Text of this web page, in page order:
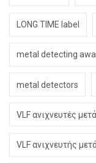
LONG TIME label
metal detecting
metal detectors
VLF ανιχνευτές
VLF ανιχνευτής